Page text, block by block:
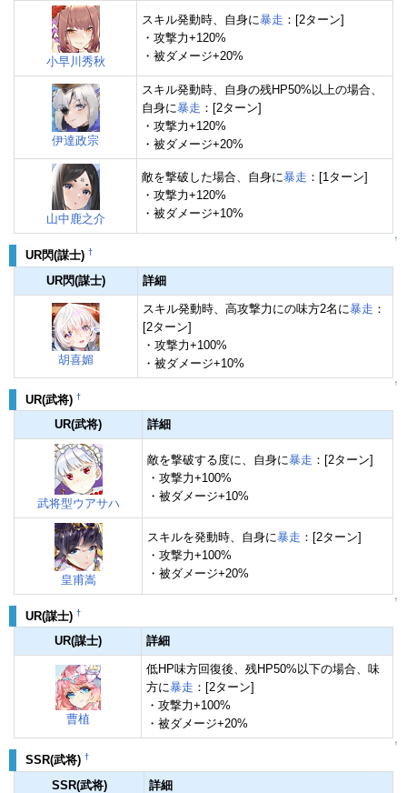
小早川秀秋
スキル発動時、自身に暴走 ：[2ターン]
・攻撃力+120%
・被ダメージ+20%
伊達政宗
スキル発動時、自身の残HP50%以上の場合、
自身に暴走 ：[2ターン]
・攻撃力+120%
・被ダメージ+20%
山中鹿之介
敵を撃破した場合、自身に暴走 ：[1ターン]
・攻撃力+120%
・被ダメージ+10%
↑
UR閃(謀士) †
UR閃(謀士) 詳細
胡喜媚
スキル発動時、高攻撃力にの味方2名に暴走 ：
[2ターン]
・攻撃力+100%
・被ダメージ+10%
↑
UR(武将) †
UR(武将) 詳細
武将型ウアサハ
敵を撃破する度に、自身に暴走 ：[2ターン]
・攻撃力+100%
・被ダメージ+10%
皇甫嵩
スキルを発動時、自身に暴走 ：[2ターン]
・攻撃力+100%
・被ダメージ+20%
↑
UR(謀士) †
UR(謀士) 詳細
曹植
低HP味方回復後、残HP50%以下の場合、味
方に暴走 ：[2ターン]
・攻撃力+100%
・被ダメージ+20%
↑
SSR(武将) †
SSR(武将) 詳細